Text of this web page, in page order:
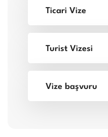
Ticari Vize
Turist Vizesi
Vize başvuru